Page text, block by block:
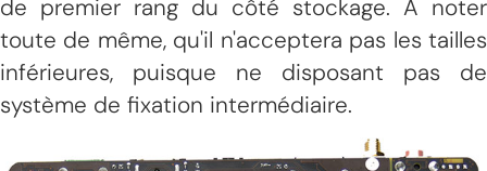
de premier rang du côté stockage. A noter
toute de même, qu'il n'acceptera pas les tailles
inférieures, puisque ne disposant pas de
système de fixation intermédiaire.